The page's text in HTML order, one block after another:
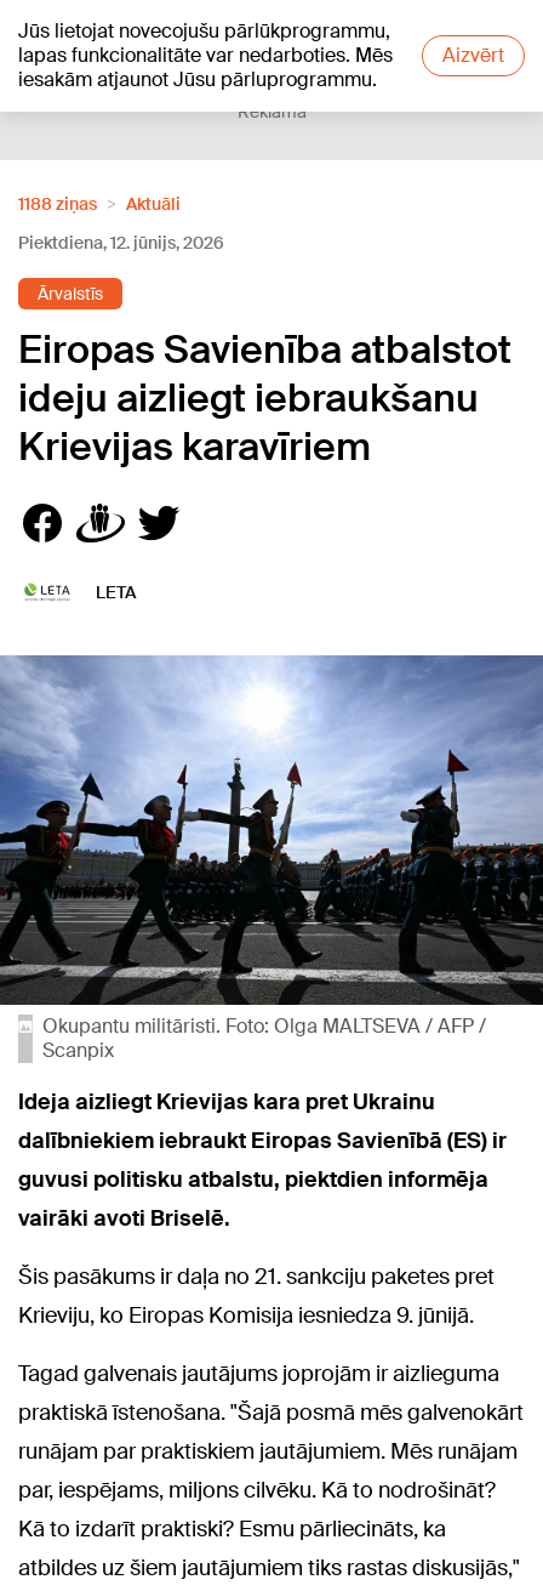
Jūs lietojat novecojušu pārlūkprogrammu,
lapas funkcionalitāte var nedarboties. Mēs
iesakām atjaunot Jūsu pārluprogrammu.
Aizvērt
+20°C
Reklāma
1188 ziņas
Aktuāli
Piektdiena, 12. jūnijs, 2026
Ārvalstīs
Eiropas Savienība atbalstot
ideju aizliegt iebraukšanu
Krievijas karavīriem
LETA
Okupantu militāristi. Foto: Olga MALTSEVA / AFP /
Scanpix
Ideja aizliegt Krievijas kara pret Ukrainu
dalībniekiem iebraukt Eiropas Savienībā (ES) ir
guvusi politisku atbalstu, piektdien informēja
vairāki avoti Briselē.
Šis pasākums ir daļa no 21. sankciju paketes pret
Krieviju, ko Eiropas Komisija iesniedza 9. jūnijā.
Tagad galvenais jautājums joprojām ir aizlieguma
praktiskā īstenošana. "Šajā posmā mēs galvenokārt
runājam par praktiskiem jautājumiem. Mēs runājam
par, iespējams, miljons cilvēku. Kā to nodrošināt?
Kā to izdarīt praktiski? Esmu pārliecināts, ka
atbildes uz šiem jautājumiem tiks rastas diskusijās,"